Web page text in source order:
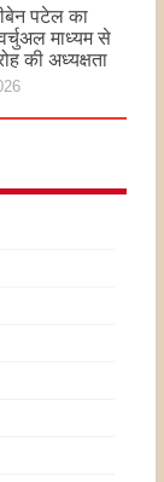
पटेल का
वर्चुअल माध्यम से
की अध्यक्षता